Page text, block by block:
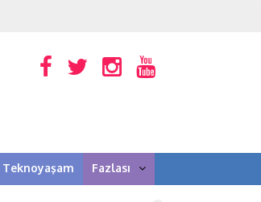
Teknoyaşam Fazlası